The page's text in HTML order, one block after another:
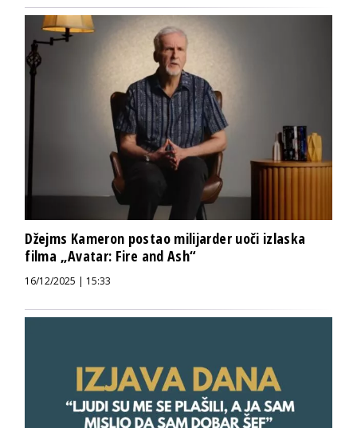
Džejms Kameron postao milijarder uoči izlaska
filma „Avatar: Fire and Ash“
16/12/2025 | 15:33